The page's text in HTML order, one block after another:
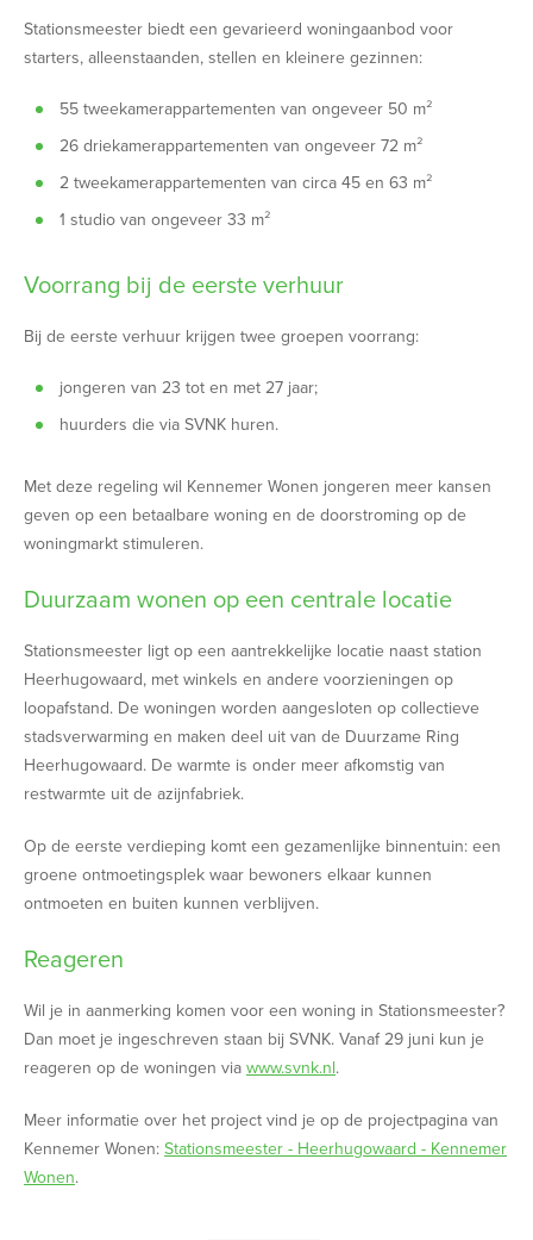
Stationsmeester biedt een gevarieerd woningaanbod voor
starters, alleenstaanden, stellen en kleinere gezinnen:
55 tweekamerappartementen van ongeveer 50 m²
26 driekamerappartementen van ongeveer 72 m²
2 tweekamerappartementen van circa 45 en 63 m²
1 studio van ongeveer 33 m²
Voorrang bij de eerste verhuur
Bij de eerste verhuur krijgen twee groepen voorrang:
jongeren van 23 tot en met 27 jaar;
huurders die via SVNK huren.
Met deze regeling wil Kennemer Wonen jongeren meer kansen
geven op een betaalbare woning en de doorstroming op de
woningmarkt stimuleren.
Duurzaam wonen op een centrale locatie
Stationsmeester ligt op een aantrekkelijke locatie naast station
Heerhugowaard, met winkels en andere voorzieningen op
loopafstand. De woningen worden aangesloten op collectieve
stadsverwarming en maken deel uit van de Duurzame Ring
Heerhugowaard. De warmte is onder meer afkomstig van
restwarmte uit de azijnfabriek.
Op de eerste verdieping komt een gezamenlijke binnentuin: een
groene ontmoetingsplek waar bewoners elkaar kunnen
ontmoeten en buiten kunnen verblijven.
Reageren
Wil je in aanmerking komen voor een woning in Stationsmeester?
Dan moet je ingeschreven staan bij SVNK. Vanaf 29 juni kun je
reageren op de woningen via www.svnk.nl.
Meer informatie over het project vind je op de projectpagina van
Kennemer Wonen: Stationsmeester - Heerhugowaard - Kennemer
Wonen.